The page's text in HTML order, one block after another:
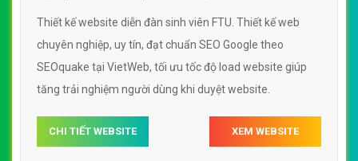
Thiết kế website diễn đàn sinh viên FTU. Thiết kế web
chuyên nghiệp, uy tín, đạt chuẩn SEO Google theo
SEOquake tại VietWeb, tối ưu tốc độ load website giúp
tăng trải nghiệm người dùng khi duyệt website.
CHI TIẾT WEBSITE XEM WEBSITE